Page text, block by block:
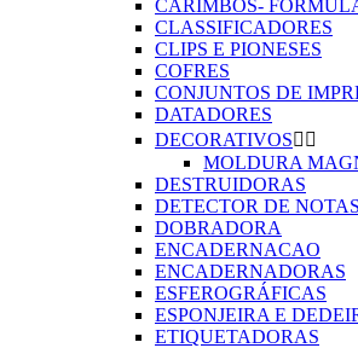
CARIMBOS-
CLASSIFICADORES
CLIPS E PIONESES
COFRES
CONJUNTOS DE
DATADORES
DECORATIVOS 
MOLDURA
DESTRUIDORAS
DETECTOR DE
DOBRADORA
ENCADERNACAO
ENCADERNADORAS
ESFEROGRÁFICAS
ESPONJEIRA E
ETIQUETADORAS